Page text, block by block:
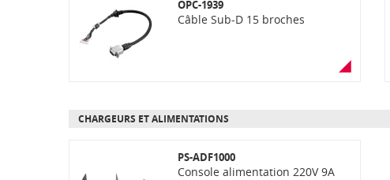
OPC-1939
Câble Sub-D 15 broches
CHARGEURS ET ALIMENTATIONS
PS-ADF1000
Console alimentation 220V 9A